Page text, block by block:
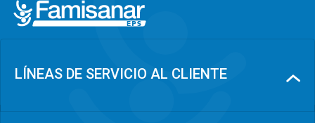
LÍNEAS DE SERVICIO AL CLIENTE